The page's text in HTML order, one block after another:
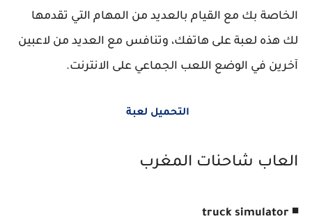
الخاصة بك مع القيام بالعديد من المهام التي تقدمها
لك هذه لعبة على هاتفك، وتنافس مع العديد من لاعبين
آخرين في الوضع اللعب الجماعي على الانترنت.
التحميل لعبة
العاب شاحنات المغرب
◾ truck simulator